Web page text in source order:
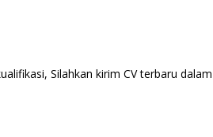
Silahkan kirim CV terbaru